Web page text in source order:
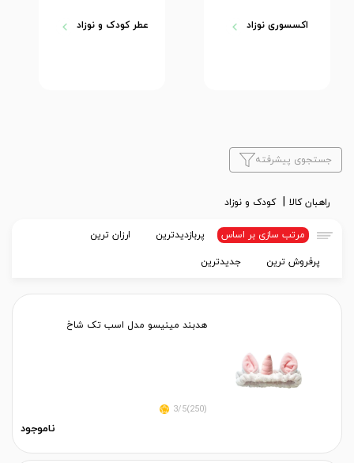
اکسسوری نوزاد عطر کودک و نوزاد
جستجوی پیشرفته
راهبان کالا کودک و نوزاد
مرتب سازی بر اساس پربازدیدترین ارزان ترین
پرفروش ترین جدیدترین
هدبند مینیسو مدل اسب تک شاخ
(250)3/5
ناموجود